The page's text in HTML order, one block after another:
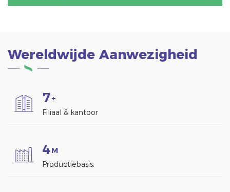
Wereldwijde Aanwezigheid
7+
Filiaal & kantoor
4M
Productiebasis: